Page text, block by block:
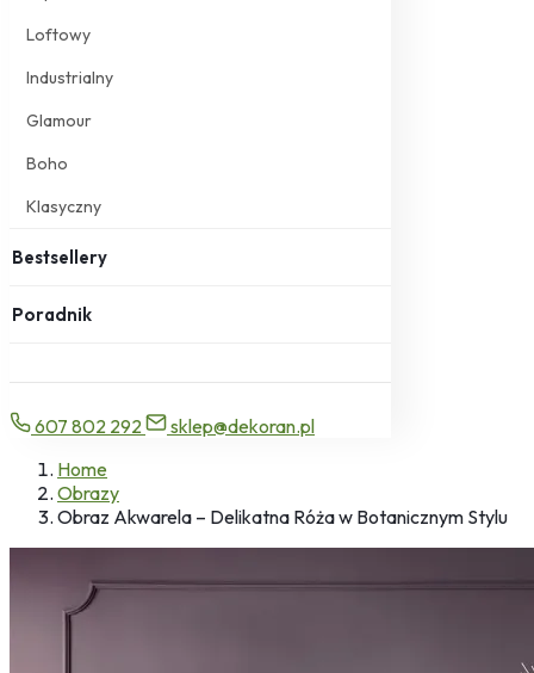
Loftowy
Industrialny
Glamour
Boho
Klasyczny
Bestsellery
Poradnik
607 802 292
sklep@dekoran.pl
Home
Obrazy
Obraz Akwarela – Delikatna Róża w Botanicznym Stylu